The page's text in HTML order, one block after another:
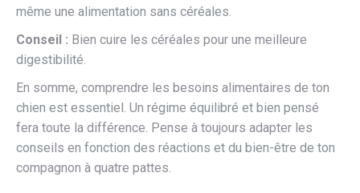
même une alimentation sans céréales.
Conseil : Bien cuire les céréales pour une meilleure
digestibilité.
En somme, comprendre les besoins alimentaires de ton
chien est essentiel. Un régime équilibré et bien pensé
fera toute la différence. Pense à toujours adapter les
conseils en fonction des réactions et du bien-être de ton
compagnon à quatre pattes.